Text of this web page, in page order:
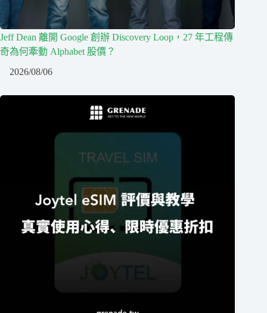
Jeff Dean 離開 Google 創辦 Discovery Loop，27 年工程傳
奇為何牽動 Alphabet 股價？
2026/08/06